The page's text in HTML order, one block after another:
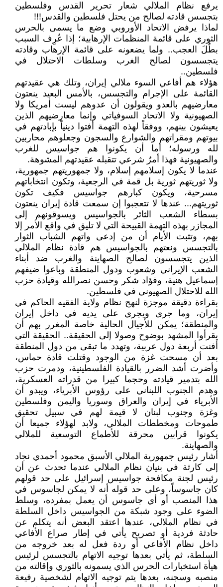
يرفع نظام الملالي شعار تحرير القدس وفلسطين
بتجسس قادته لصالح من يحتل فلسطين والقدس!!!
لماذا يرفض الاتحاد الأوروبي وضع ما يسمى بالحرس
الثوري على قائمة المنظمات الإرهابية؛ إذا عُرِف السبب
بطُلَ العجب.. ولما يضعونه على قائمة الإرهاب وقادته
يتجسسون لصالح الغرب وسلطات الاحتلال في
فلسطين..
هؤلاء هم أفاعي السوء ملالي إيران، وتلك هي عقيدتهم
القائمة على الإجرام والتجسس، بالأمس البعيد ينعتون
معارضيهم بالعدو ويقولون أن عدوهم ليست أمريكا ولا
الصهيونية ولا الاتحاد السوفياتي وإنما معارضيهم الذين
يعيشون بينهم، ووفقاً لهذه التهمة أفتوا دينياً بإبادتهم في
بيوتهم ومقراتهم والشوارع والسجون وجعلوهم محاربين
لله ورسوله؛ أما أن يكونوا هم جواسيس للغرب
والصهيونية فهذا أمرٌ شرعي تتقبله عقيدتهم المشوهة.
عندما لا يكون إسلامهم إسلام، ولا جمهوريتهم جمهورية،
ولا ثوريتهم ثورية بل قمة في الرجعية، وتكون انتخاباتهم
مسرحية، ويكون كبارهم جواسيس فكيف تكون
ثوريتهم... عندها لا تتعجبوا إن سمعت قادة إيران ينعتون
بسطاء الشعب الثائر بالجواسيس ويسوقونهم إلى
المجازر بهذه التهمة القبيحة التي لا تليق في واقع الأمر إلا
بهم، وتثبت الأيام أن من إدعى واتهم الشباب الثوار
بالتجسس ونعتهم بالجواسيس هم قادة نظام الملالي
الذين يتجسسون لصالح الصهاينة والغرب ضد أبناء
الشعب الإيراني وشعوب ودول المنطقة وباعوا ضيفهم
إسماعيل هنية، وفؤاد شكر وحسن نصرالله وقيادة حزب
الله للاحتلال الصهيوني في فلسطين.
بقراءة دقيقة موجزة لنهج نظام ولاية الفقيه الحاكم في
إيران، وما جرى ويجري على يديه في داخل إيران
والمنطقة؛ يمكن للأجيال الحالية خاصة المغرر بهم أن
يقرأوا المشهد بوضوح وصولا إلى الحقيقة.. الحقيقة التي
أفنت أربعة دول عربية، وتهدد ما تبقى من دول المنطقة
بعد أن مسحت غزة من الوجود وقتلت قادة حماس،
وأضرت أشد الضرر بالقيادة الفلسطينية، ودمرت حزب
الله بتدمير قيادته وحجما كبيرا من قدراته العسكرية،
وهدم الجنوب اللبناني على رؤوس الأبرياء، ويبدو أن
الأبرياء في إيران والعراق وسوريا واليمن وفلسطين
وغزة وجنوب لبنان لا قيمة لهم في سبيل تحقيق
طموحات ومخططات الملالي، ولابد لهؤلاء جميعا أن
يكونوا قرابين محرقة للأطماع التوسعية للملالي
والصهاينة.
أشار رئيس جمهورية الملالي الأسبق محمود أحمدي نجاد
إلى كارثة في بنيان نظام الملالي عندما تحدث عن أن
رئيس لجنة مكافحة جواسيس إسرائيل على حد قولهم
كان جاسوساً، وعلى حد قوله أنه لا يمكن لجاسوس في
هذا المنصب أو أي جاسوس أن يعمل بمفرده، وسلط
الضوء على وجود شبكة من الجواسيس داخل السلطة
في نظام الملالي، عندها اعتقد البعض أنه يتكلم عن
حادثة فردية أو تصريح يأتي في إطار صراع الأفاعي
داخل نظام الأفاعي أو ردة فعل له بعد خروجه من
السلطة، ثم يأتي بعدها توجيه الاتهام بالتجسس لرئيس
هيأة استخبارات الحرس الذي يسمونه بالثوري وإقالته من
منصبه وسجنه، بعدها يتم توجيه الاتهام لشخصية رفيعة